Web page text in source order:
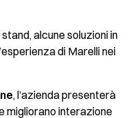
alcune soluzioni in
di Marelli nei
, l’azienda presenterà
migliorano interazione